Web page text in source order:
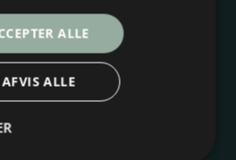
ALLE
AFVIS ALLE